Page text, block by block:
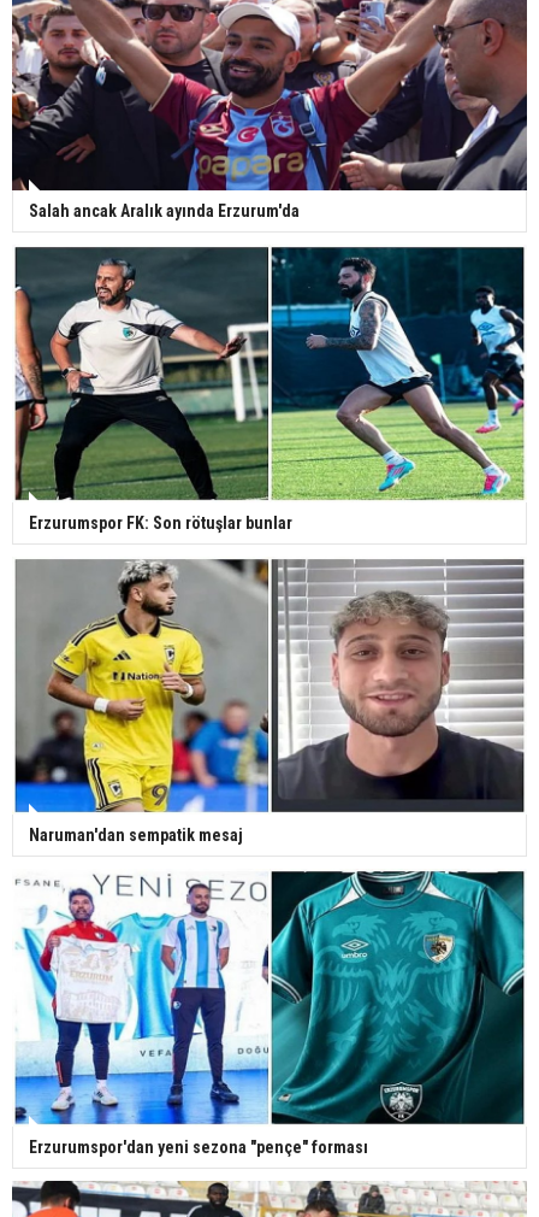
Salah ancak Aralık ayında Erzurum'da
Erzurumspor FK: Son rötuşlar bunlar
Naruman'dan sempatik mesaj
Erzurumspor'dan yeni sezona "pençe" forması